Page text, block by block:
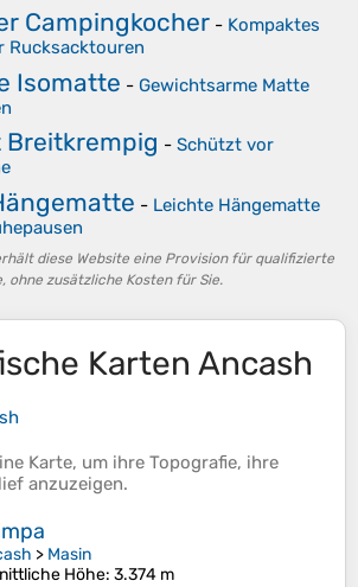
Campingkocher - Kompaktes
Rucksacktouren
Isomatte - Gewichtsarme Matte
- Schützt vor
- Leichte Hängematte
diese Website eine Provision für qualifizierte
ohne zusätzliche Kosten für Sie.
Karten Ancash
Karte, um ihre Topografie, ihre
anzuzeigen.
> Masin
Höhe: 3.374 m